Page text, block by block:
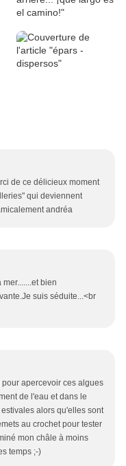
de ce délicieux moment
qui deviennent
andréa
bien
suis séduite...<br
apercevoir ces algues
de l'eau et dans le
alors qu'elles sont
au crochet pour tester
mon châle à moins
temps ;-)